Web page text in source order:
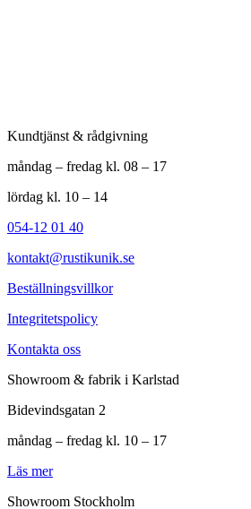
Kundtjänst & rådgivning
måndag – fredag kl. 08 – 17
lördag kl. 10 – 14
054-12 01 40
kontakt@rustikunik.se
Beställningsvillkor
Integritetspolicy
Kontakta oss
Showroom & fabrik i Karlstad
Bidevindsgatan 2
måndag – fredag kl. 10 – 17
Läs mer
Showroom Stockholm